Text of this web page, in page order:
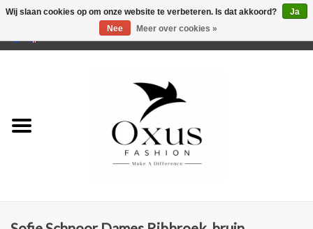
Merken
Wij slaan cookies op om onze website te verbeteren. Is dat akkoord?
Ja
Nee
Meer over cookies »